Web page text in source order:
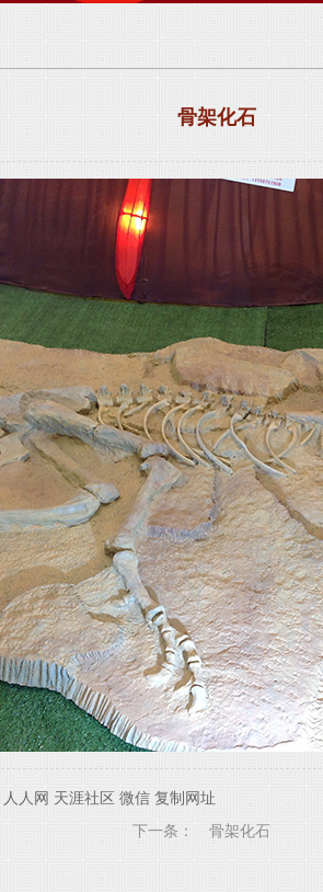
骨架化石
人人网 天涯社区 微信 复制网址
下一条： 骨架化石